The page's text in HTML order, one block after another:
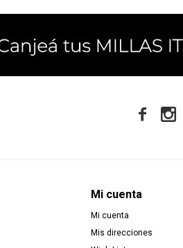
Mi cuenta
Mi cuenta
Mis direcciones
 